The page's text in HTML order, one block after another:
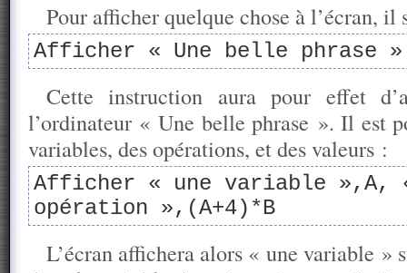
Pour afficher quelque chose à l’écran, il
Afficher « Une belle phrase »
Cette instruction aura pour effet
l’ordinateur « Une belle phrase ». Il est
variables, des opérations, et des valeurs :
Afficher « une variable »,A,
opération »,(A+4)*B
L’écran affichera alors « une variable »